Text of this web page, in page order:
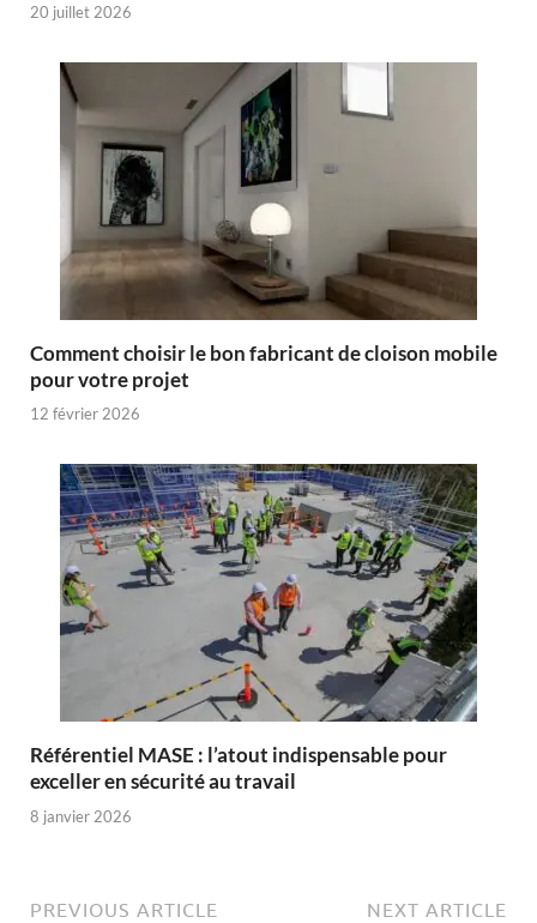
20 juillet 2026
Comment choisir le bon fabricant de cloison mobile
pour votre projet
12 février 2026
Référentiel MASE : l’atout indispensable pour
exceller en sécurité au travail
8 janvier 2026
PREVIOUS ARTICLE NEXT ARTICLE